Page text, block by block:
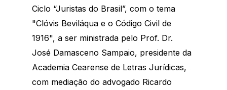
Ciclo “Juristas do Brasil”, com o tema
"Clóvis Beviláqua e o Código Civil de
1916", a ser ministrada pelo Prof. Dr.
José Damasceno Sampaio, presidente da
Academia Cearense de Letras Jurídicas,
com mediação do advogado Ricardo